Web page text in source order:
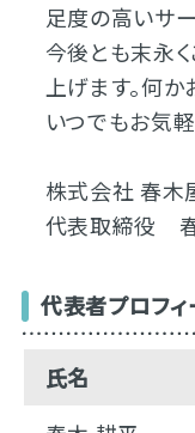
足度の高いサ
今後とも末永
上げます。何
いつでもお気
株式会社 春木
代表取締役
代表者プロフィ
氏名